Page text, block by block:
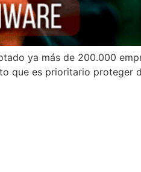
ya más de 200.000
que es prioritario proteger